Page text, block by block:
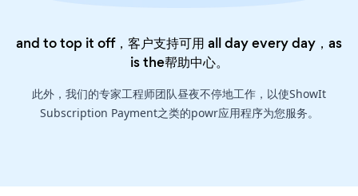
and to top it off，客户支持可用 all day every day，as
is the帮助中心。
此外，我们的专家工程师团队昼夜不停地工作，以使ShowIt
Subscription Payment之类的powr应用程序为您服务。